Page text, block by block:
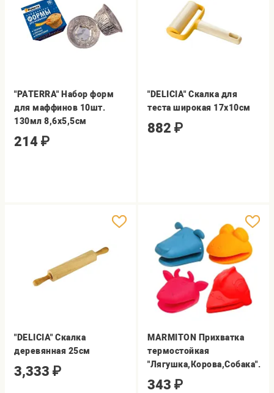
"PATERRA" Набор форм
для маффинов 10шт.
130мл 8,6х5,5см
214 ₽
"DELICIA" Скалка для
теста широкая 17х10см
882 ₽
"DELICIA" Скалка
деревянная 25см
3,333 ₽
MARMITON Прихватка
термостойкая
"Лягушка,Корова,Собака".
343 ₽